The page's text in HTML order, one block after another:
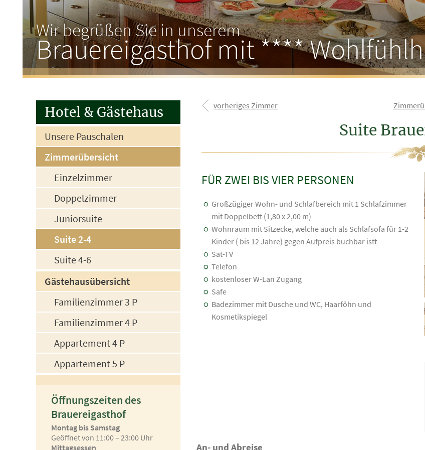
Wir begrüßen Sie in unserem
Brauereigasthof mit ****
vorheriges Zimmer
Suite
FÜR ZWEI BIS VIER PERSONEN
Großzügiger Wohn- und Schlafbereich mit 1 Schlafzimmer
mit Doppelbett (1,80 x 2,00 m)
Wohnraum mit Sitzecke, welche auch als Schlafsofa für 1-2
Kinder ( bis 12 Jahre) gegen Aufpreis buchbar istt
Sat-TV
Telefon
kostenloser W-Lan Zugang
Safe
Badezimmer mit Dusche und WC, Haarföhn und
Kosmetikspiegel
An- und Abreise
Hotel & Gästehaus
Unsere Pauschalen
Zimmerübersicht
Einzelzimmer
Doppelzimmer
Juniorsuite
Suite 2-4
Suite 4-6
Gästehausübersicht
Familienzimmer 3 P
Familienzimmer 4 P
Appartement 4 P
Appartement 5 P
Öffnungszeiten des
Brauereigasthof
Montag bis Samstag
Geöffnet von 11:00 – 23:00 Uhr
Mittagsessen